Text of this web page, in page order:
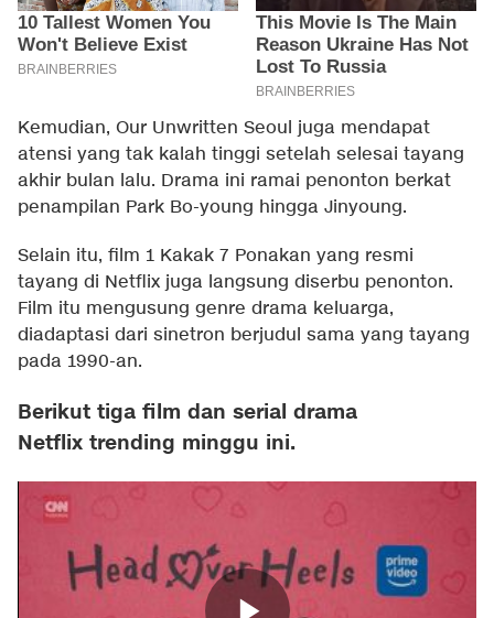
Kemudian, Our Unwritten Seoul juga mendapat
atensi yang tak kalah tinggi setelah selesai tayang
akhir bulan lalu. Drama ini ramai penonton berkat
penampilan Park Bo-young hingga Jinyoung.
Selain itu, film 1 Kakak 7 Ponakan yang resmi
tayang di Netflix juga langsung diserbu penonton.
Film itu mengusung genre drama keluarga,
diadaptasi dari sinetron berjudul sama yang tayang
pada 1990-an.
Berikut tiga film dan serial drama
Netflix trending minggu ini.